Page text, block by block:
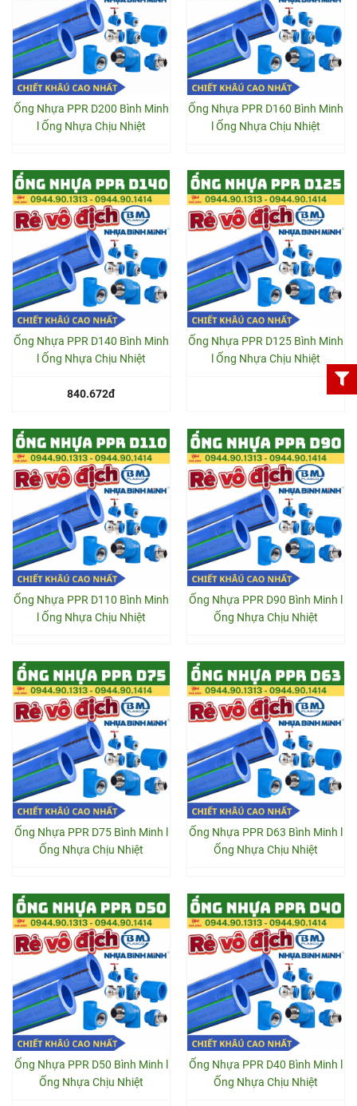
Ống Nhựa PPR D200 Bình Minh
l Ống Nhựa Chịu Nhiệt
Ống Nhựa PPR D160 Bình Minh
l Ống Nhựa Chịu Nhiệt
Ống Nhựa PPR D140 Bình Minh
l Ống Nhựa Chịu Nhiệt
840.672đ
Ống Nhựa PPR D125 Bình Minh
l Ống Nhựa Chịu Nhiệt
Ống Nhựa PPR D110 Bình Minh
l Ống Nhựa Chịu Nhiệt
Ống Nhựa PPR D90 Bình Minh l
Ống Nhựa Chịu Nhiệt
Ống Nhựa PPR D75 Bình Minh l
Ống Nhựa Chịu Nhiệt
Ống Nhựa PPR D63 Bình Minh l
Ống Nhựa Chịu Nhiệt
Ống Nhựa PPR D50 Bình Minh l
Ống Nhựa Chịu Nhiệt
Ống Nhựa PPR D40 Bình Minh l
Ống Nhựa Chịu Nhiệt